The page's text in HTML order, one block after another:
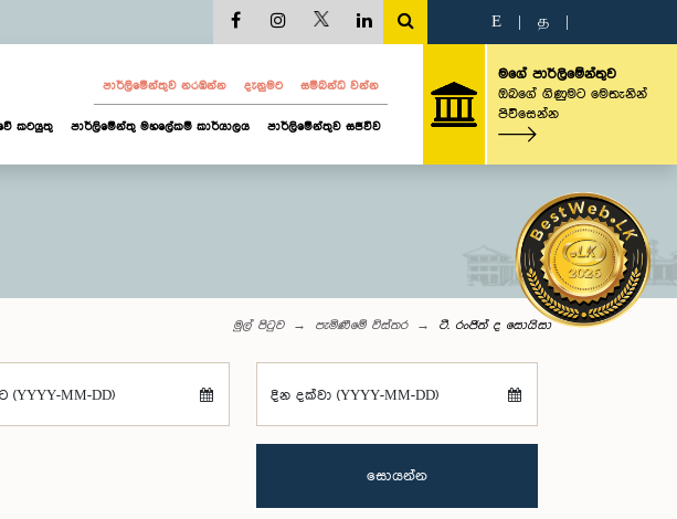
E த
පාර්ලි‌මේන්තුව නරඹන්න දැනුමට සම්බන්ධ වන්න
කටයුතු පාර්ලිමේන්තු මහලේකම් කාර්යාලය පාර්ලිමේන්තුව සජීවීව
මගේ පාර්ලිමේන්තුව
ඔබගේ ගිණුමට මෙතැනින්
පිවිසෙන්න
මුල් පිටුව පැමිණීමේ විස්තර ටී. රංජිත් ද සොයිසා
(YYYY-MM-DD) දින දක්වා (YYYY-MM-DD)
සොයන්න